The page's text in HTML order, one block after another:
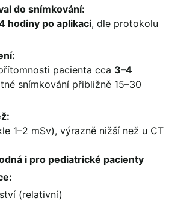
do snímkování:
hodiny po aplikaci, dle protokolu
pacienta cca 3–4
snímkování přibližně 15–30
1–2 mSv), výrazně nižší než u CT
i pro pediatrické pacienty
(relativní)